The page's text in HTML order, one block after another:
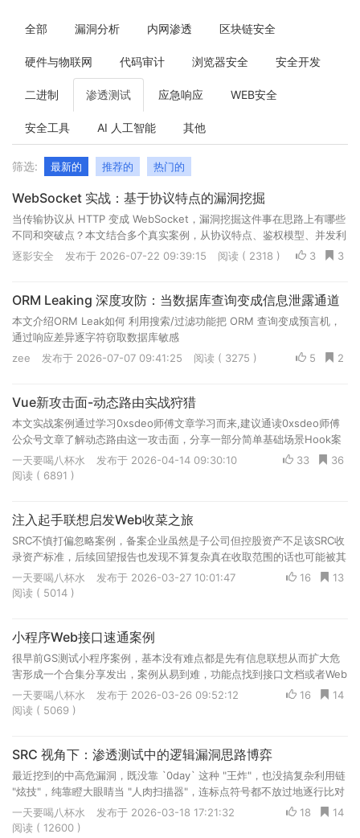
全部 漏洞分析 内网渗透 区块链安全
硬件与物联网 代码审计 浏览器安全 安全开发
二进制 渗透测试 应急响应 WEB安全
安全工具 AI 人工智能 其他
筛选: 最新的 推荐的 热门的
WebSocket 实战：基于协议特点的漏洞挖掘
当传输协议从 HTTP 变成 WebSocket，漏洞挖掘这件事在思路上有哪些
不同和突破点？本文结合多个真实案例，从协议特点、鉴权模型、并发利
用、业务逻辑等角度，总结 WebSocket 场景下的安全测试思路
3
3
逐影安全 发布于 2026-07-22 09:39:15 阅读 ( 2318 )
ORM Leaking 深度攻防：当数据库查询变成信息泄露通道
本文介绍ORM Leak如何 利用搜索/过滤功能把 ORM 查询变成预言机，
通过响应差异逐字符窃取数据库敏感
2
5
zee 发布于 2026-07-07 09:41:25 阅读 ( 3275 )
Vue新攻击面-动态路由实战狩猎
本文实战案例通过学习0xsdeo师傅文章学习而来,建议通读0xsdeo师傅
公众号文章了解动态路由这一攻击面，分享一部分简单基础场景Hook案
例，简单的调试往往能打开更多的攻击面。
36
33
一天要喝八杯水
发布于 2026-04-14 09:30:10
阅读 ( 6891 )
注入起手联想启发Web收菜之旅
SRC不慎打偏忽略案例，备案企业虽然是子公司但控股资产不足该SRC收
录资产标准，后续回望报告也发现不算复杂真在收取范围的话也可能被其
他师傅交过，故发出整个过程进行分享
13
16
一天要喝八杯水
发布于 2026-03-27 10:01:47
阅读 ( 5014 )
小程序Web接口速通案例
很早前GS测试小程序案例，基本没有难点都是先有信息联想从而扩大危
害形成一个合集分享发出，案例从易到难，功能点找到接口文档或者Web
缺少token反推小程序业务普通用户权限
14
16
一天要喝八杯水
发布于 2026-03-26 09:52:12
阅读 ( 5069 )
SRC 视角下：渗透测试中的逻辑漏洞思路博弈
最近挖到的中高危漏洞，既没靠 `0day` 这种 "王炸"，也没搞复杂利用链
"炫技"，纯靠瞪大眼睛当 "人肉扫描器"，连标点符号都不放过地逐行比对
参数和响应。直到某个昏昏欲睡的下午，随手改了个藏在 `JSON` 数据
深处的小参数，系统突然像短路反馈了全新的信息，反常的响应直接暴露
14
18
一天要喝八杯水
发布于 2026-03-18 17:21:32
阅读 ( 12600 )